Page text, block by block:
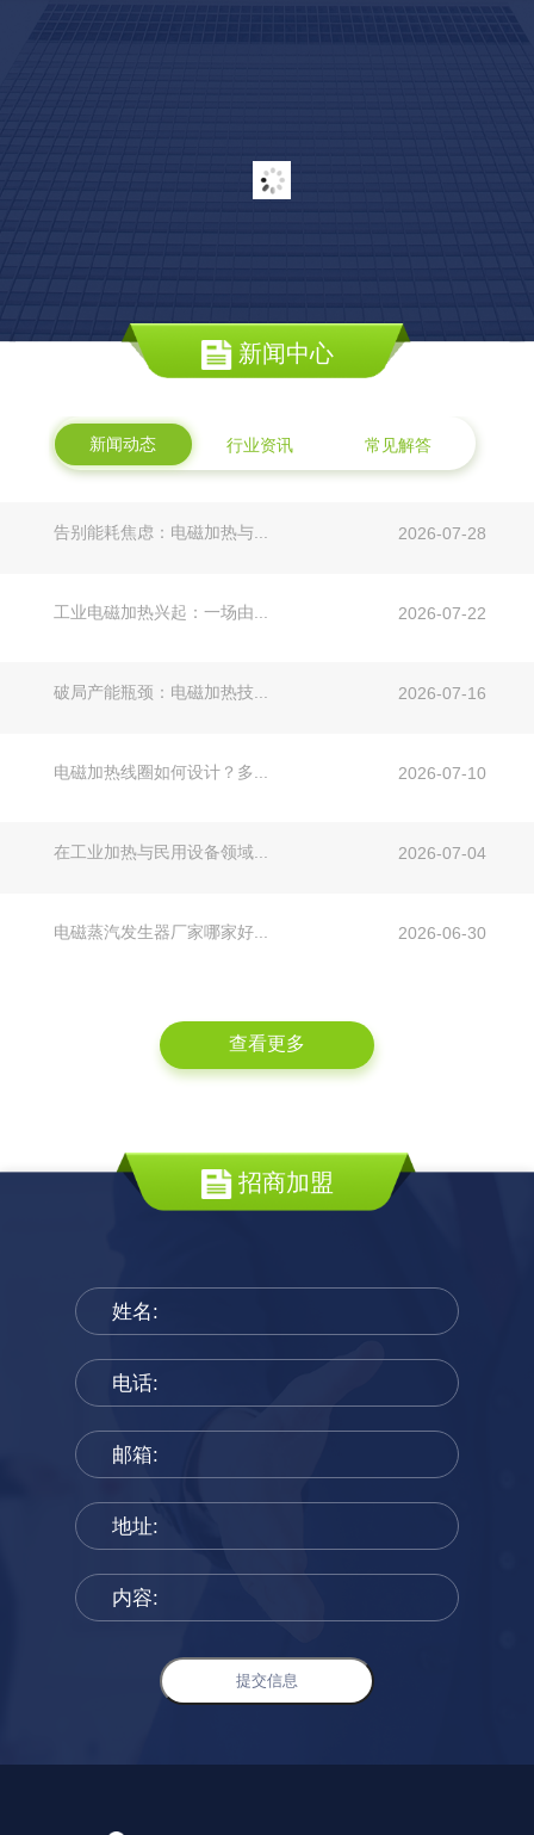
新闻中心
新闻动态 行业资讯 常见解答
告别能耗焦虑：电磁加热与... 2026-07-28
工业电磁加热兴起：一场由... 2026-07-22
破局产能瓶颈：电磁加热技... 2026-07-16
电磁加热线圈如何设计？多... 2026-07-10
在工业加热与民用设备领域... 2026-07-04
电磁蒸汽发生器厂家哪家好... 2026-06-30
查看更多
招商加盟
姓名:
电话:
邮箱:
地址:
内容:
提交信息